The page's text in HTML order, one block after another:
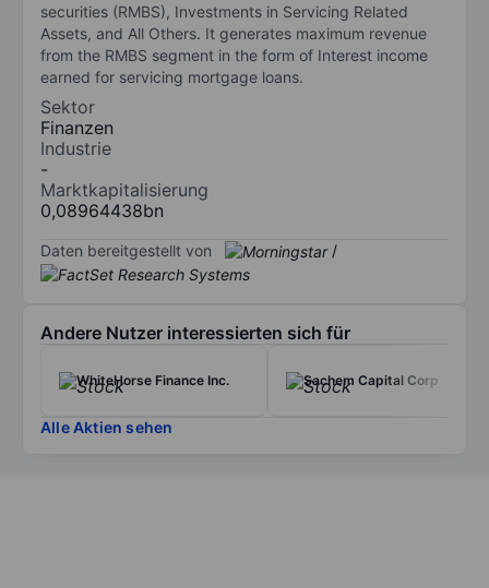
securities (RMBS), Investments in Servicing Related
Assets, and All Others. It generates maximum revenue
from the RMBS segment in the form of Interest income
earned for servicing mortgage loans.
Sektor
Finanzen
Industrie
-
Marktkapitalisierung
0,08964438bn
Daten bereitgestellt von /
Andere Nutzer interessierten sich für
WhiteHorse Finance Inc. Sachem Capital Corp
Alle Aktien sehen